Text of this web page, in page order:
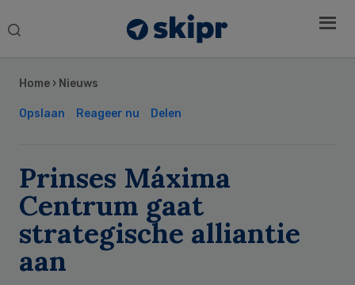
Search
Home › Nieuws
Opslaan Reageer nu Delen
Prinses Máxima
Centrum gaat
strategische alliantie
aan
Sidebar